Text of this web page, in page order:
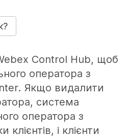
Control Hub, щоб
оператора з
Якщо видалити
система
оператора з
і клієнти